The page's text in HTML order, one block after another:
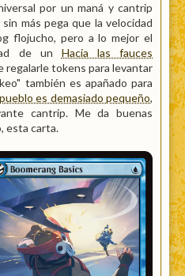
por un maná y cantrip
más pega que la velocidad
flojucho, pero a lo mejor el
de un Hacia las fauces
regalarle tokens para levantar
también es apañado para
es demasiado pequeño,
cantrip. Me da buenas
esta carta.